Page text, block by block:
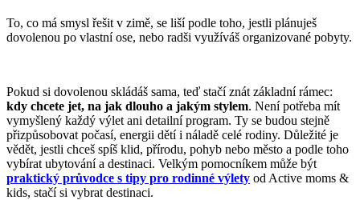
To, co má smysl řešit v zimě, se liší podle toho, jestli plánuješ
dovolenou po vlastní ose, nebo radši využíváš organizované pobyty.
Pokud si dovolenou skládáš sama, teď stačí znát základní rámec:
kdy chcete jet, na jak dlouho a jakým stylem. Není potřeba mít
vymyšlený každý výlet ani detailní program. Ty se budou stejně
přizpůsobovat počasí, energii dětí i náladě celé rodiny. Důležité je
vědět, jestli chceš spíš klid, přírodu, pohyb nebo město a podle toho
vybírat ubytování a destinaci. Velkým pomocníkem může být
praktický průvodce s tipy pro rodinné výlety od Active moms &
kids, stačí si vybrat destinaci.